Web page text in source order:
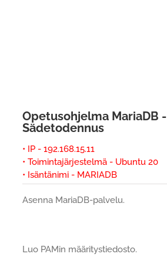
Opetusohjelma MariaDB -
Sädetodennus
• IP - 192.168.15.11
• Toimintajärjestelmä - Ubuntu 20
• Isäntänimi - MARIADB
Asenna MariaDB-palvelu.
Luo PAMin määritystiedosto.